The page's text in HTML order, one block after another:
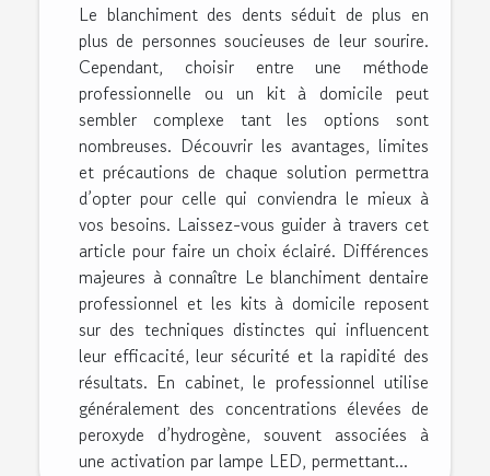
Le blanchiment des dents séduit de plus en
plus de personnes soucieuses de leur sourire.
Cependant, choisir entre une méthode
professionnelle ou un kit à domicile peut
sembler complexe tant les options sont
nombreuses. Découvrir les avantages, limites
et précautions de chaque solution permettra
d’opter pour celle qui conviendra le mieux à
vos besoins. Laissez-vous guider à travers cet
article pour faire un choix éclairé. Différences
majeures à connaître Le blanchiment dentaire
professionnel et les kits à domicile reposent
sur des techniques distinctes qui influencent
leur efficacité, leur sécurité et la rapidité des
résultats. En cabinet, le professionnel utilise
généralement des concentrations élevées de
peroxyde d’hydrogène, souvent associées à
une activation par lampe LED, permettant...